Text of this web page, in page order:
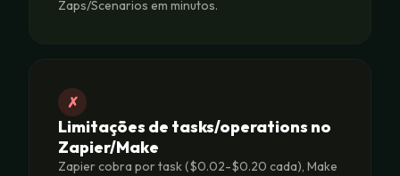
Zaps/Scenarios em minutos.
✗
Limitações de tasks/operations no
Zapier/Make
Zapier cobra por task ($0.02-$0.20 cada), Make